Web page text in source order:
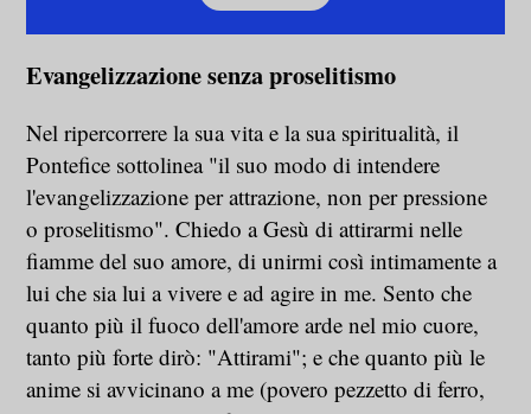
Evangelizzazione senza proselitismo
Nel ripercorrere la sua vita e la sua spiritualità, il
Pontefice sottolinea "il suo modo di intendere
l'evangelizzazione per attrazione, non per pressione
o proselitismo". Chiedo a Gesù di attirarmi nelle
fiamme del suo amore, di unirmi così intimamente a
lui che sia lui a vivere e ad agire in me. Sento che
quanto più il fuoco dell'amore arde nel mio cuore,
tanto più forte dirò: "Attirami"; e che quanto più le
anime si avvicinano a me (povero pezzetto di ferro,